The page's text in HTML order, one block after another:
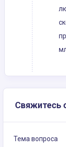
Свяжитесь
Тема вопроса